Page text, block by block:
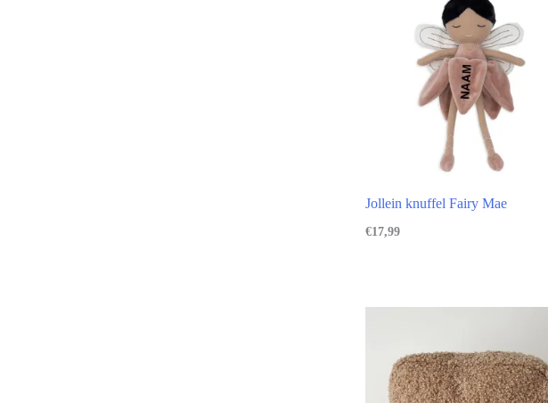
Jollein knuffel Fairy Mae
€17,99